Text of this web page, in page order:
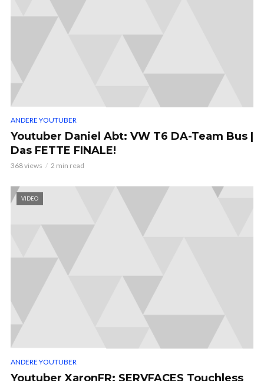
ANDERE YOUTUBER
Youtuber Daniel Abt: VW T6 DA-Team Bus |
Das FETTE FINALE!
368 views 2 min read
VIDEO
ANDERE YOUTUBER
Youtuber XaronFR: SERVFACES Touchless